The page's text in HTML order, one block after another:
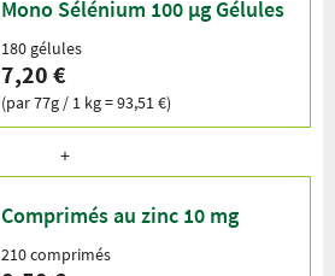
Mono Sélénium 100 µg Gélules
180 gélules
7,20 €
(par 77g / 1 kg = 93,51 €)
Comprimés au zinc 10 mg
210 comprimés